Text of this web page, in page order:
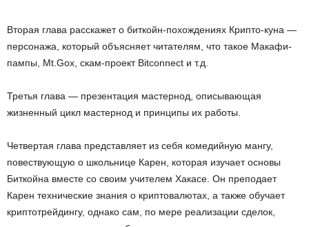
Вторая глава расскажет о биткойн-похождениях Крипто-куна —
персонажа, который объясняет читателям, что такое Макафи-
пампы, Mt.Gox, скам-проект Bitconnect и т.д.
Третья глава — презентация мастернод, описывающая
жизненный цикл мастернод и принципы их работы.
Четвертая глава представляет из себя комедийную мангу,
повествующую о школьнице Карен, которая изучает основы
Биткойна вместе со своим учителем Хакасе. Он преподает
Карен технические знания о криптовалютах, а также обучает
криптотрейдингу, однако сам, по мере реализации сделок,